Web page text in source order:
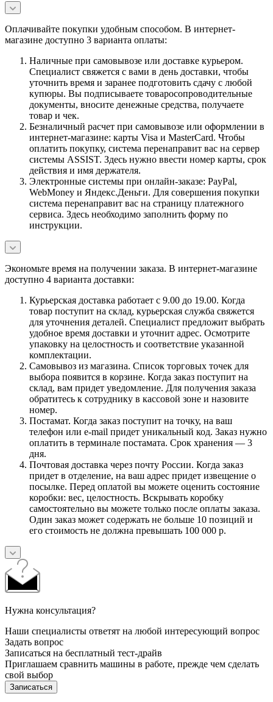
Оплачивайте покупки удобным способом. В интернет-
магазине доступно 3 варианта оплаты:
Наличные при самовывозе или доставке курьером.
Специалист свяжется с вами в день доставки, чтобы
уточнить время и заранее подготовить сдачу с любой
купюры. Вы подписываете товаросопроводительные
документы, вносите денежные средства, получаете
товар и чек.
Безналичный расчет при самовывозе или оформлении в
интернет-магазине: карты Visa и MasterCard. Чтобы
оплатить покупку, система перенаправит вас на сервер
системы ASSIST. Здесь нужно ввести номер карты, срок
действия и имя держателя.
Электронные системы при онлайн-заказе: PayPal,
WebMoney и Яндекс.Деньги. Для совершения покупки
система перенаправит вас на страницу платежного
сервиса. Здесь необходимо заполнить форму по
инструкции.
Экономьте время на получении заказа. В интернет-магазине
доступно 4 варианта доставки:
Курьерская доставка работает с 9.00 до 19.00. Когда
товар поступит на склад, курьерская служба свяжется
для уточнения деталей. Специалист предложит выбрать
удобное время доставки и уточнит адрес. Осмотрите
упаковку на целостность и соответствие указанной
комплектации.
Самовывоз из магазина. Список торговых точек для
выбора появится в корзине. Когда заказ поступит на
склад, вам придет уведомление. Для получения заказа
обратитесь к сотруднику в кассовой зоне и назовите
номер.
Постамат. Когда заказ поступит на точку, на ваш
телефон или e-mail придет уникальный код. Заказ нужно
оплатить в терминале постамата. Срок хранения — 3
дня.
Почтовая доставка через почту России. Когда заказ
придет в отделение, на ваш адрес придет извещение о
посылке. Перед оплатой вы можете оценить состояние
коробки: вес, целостность. Вскрывать коробку
самостоятельно вы можете только после оплаты заказа.
Один заказ может содержать не больше 10 позиций и
его стоимость не должна превышать 100 000 р.
Нужна консультация?
Наши специалисты ответят на любой интересующий вопрос
Задать вопрос
Записаться на бесплатный тест-драйв
Приглашаем сравнить машины в работе, прежде чем сделать
свой выбор
Записаться